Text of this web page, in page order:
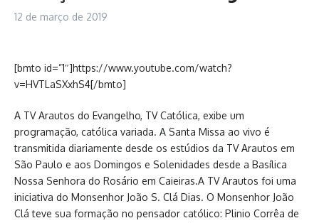
12 de março de 2019
[bmto id=”1″]https://www.youtube.com/watch?
v=HVTLaSXxhS4[/bmto]
A TV Arautos do Evangelho, TV Católica, exibe um
programação, católica variada. A Santa Missa ao vivo é
transmitida diariamente desde os estúdios da TV Arautos em
São Paulo e aos Domingos e Solenidades desde a Basílica
Nossa Senhora do Rosário em Caieiras.A TV Arautos foi uma
iniciativa do Monsenhor João S. Clá Dias. O Monsenhor João
Clá teve sua formação no pensador católico: Plinio Corrêa de